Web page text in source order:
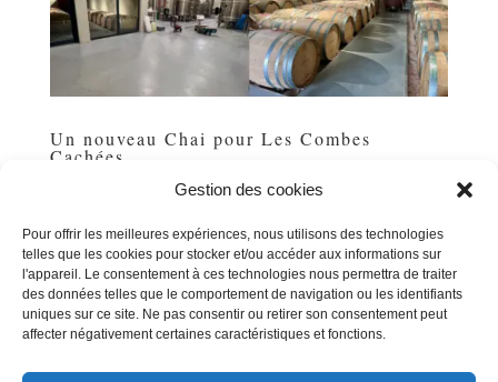
Gestion des cookies
Pour offrir les meilleures expériences, nous utilisons des technologies
telles que les cookies pour stocker et/ou accéder aux informations sur
l'appareil. Le consentement à ces technologies nous permettra de traiter
des données telles que le comportement de navigation ou les identifiants
uniques sur ce site. Ne pas consentir ou retirer son consentement peut
affecter négativement certaines caractéristiques et fonctions.
Un nouveau Chai pour Les Combes
Cachées
nouveau chai de Siran, un outil de production flambant
neuf de 600 m², situé juste en face de notre chai initial.
L’enveloppe, issue de la cave coopérative de 1904,
illustre encore l’architecture viticole du début du...